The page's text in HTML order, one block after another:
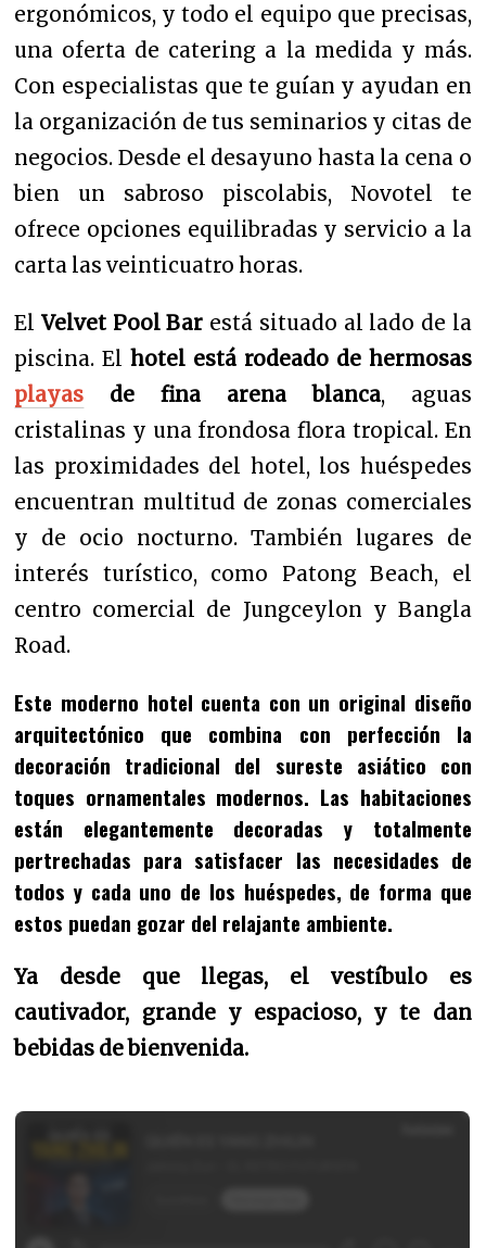
ergonómicos, y todo el equipo que precisas,
una oferta de catering a la medida y más.
Con especialistas que te guían y ayudan en
la organización de tus seminarios y citas de
negocios. Desde el desayuno hasta la cena o
bien un sabroso piscolabis, Novotel te
ofrece opciones equilibradas y servicio a la
carta las veinticuatro horas.
ElVelvet Pool Bar está situado al lado de la
piscina. Elhotel está rodeado de hermosas
playas de fina arena blanca, aguas
cristalinas y una frondosa flora tropical. En
las proximidades del hotel, los huéspedes
encuentran multitud de zonas comerciales
y de ocio nocturno. También lugares de
interés turístico, como Patong Beach, el
centro comercial de Jungceylon y Bangla
Road.
Este moderno hotel cuenta con un original diseño
arquitectónico que combina con perfección la
decoración tradicional del sureste asiático con
toques ornamentales modernos. Las habitaciones
están elegantemente decoradas y totalmente
pertrechadas para satisfacer las necesidades de
todos y cada uno de los huéspedes, de forma que
estos puedan gozar del relajante ambiente.
Ya desde que llegas, el vestíbulo es
cautivador, grande y espacioso, y te dan
bebidas de bienvenida.